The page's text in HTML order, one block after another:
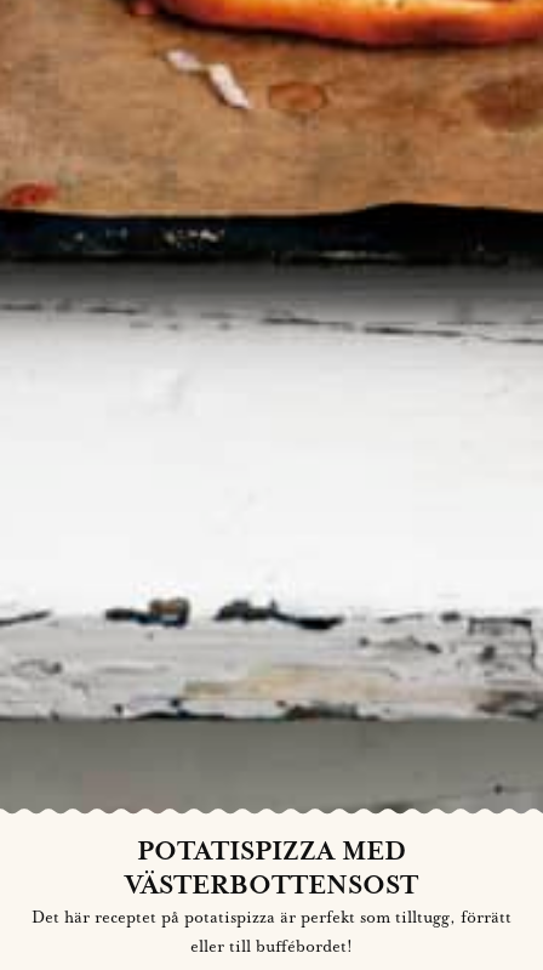
POTATISPIZZA MED
VÄSTERBOTTENSOST
Det här receptet på potatispizza är perfekt som tilltugg, förrätt
eller till buffébordet!